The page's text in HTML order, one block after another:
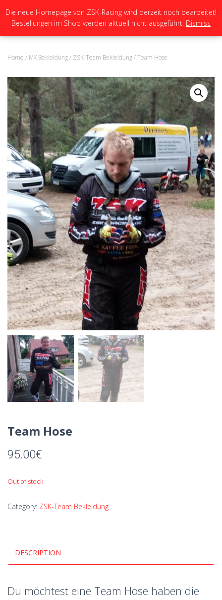
N
A
T
O
N
M
S
C
H
A
L
T
E
N
Home / MX Bekleidung/ ZSK-Team Bekleidung/ Team Hose
Team Hose
95.00€
Out of stock
Category: ZSK-Team Bekleidung
DESCRIPTION
Du möchtest eine Team Hose haben die
Die neue Homepage von ZSK-Racing wird derzeit noch bearbeitet!
Bestellungen im Shop werden aktuell nicht ausgeführt. Dismiss